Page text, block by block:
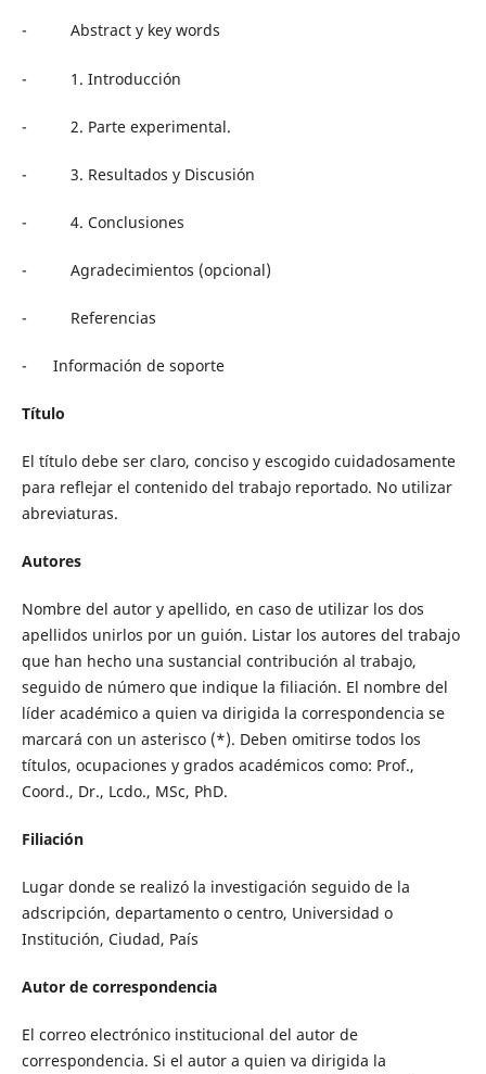
- Abstract y key words
- 1. Introducción
- 2. Parte experimental.
- 3. Resultados y Discusión
- 4. Conclusiones
- Agradecimientos (opcional)
- Referencias
- Información de soporte
Título
El título debe ser claro, conciso y escogido cuidadosamente
para reflejar el contenido del trabajo reportado. No utilizar
abreviaturas.
Autores
Nombre del autor y apellido, en caso de utilizar los dos
apellidos unirlos por un guión. Listar los autores del trabajo
que han hecho una sustancial contribución al trabajo,
seguido de número que indique la filiación. El nombre del
líder académico a quien va dirigida la correspondencia se
marcará con un asterisco (*). Deben omitirse todos los
títulos, ocupaciones y grados académicos como: Prof.,
Coord., Dr., Lcdo., MSc, PhD.
Filiación
Lugar donde se realizó la investigación seguido de la
adscripción, departamento o centro, Universidad o
Institución, Ciudad, País
Autor de correspondencia
El correo electrónico institucional del autor de
correspondencia. Si el autor a quien va dirigida la